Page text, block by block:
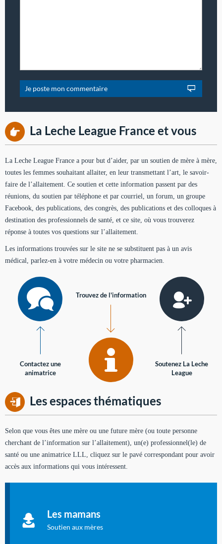
La Leche League France et vous
La Leche League France a pour but d’aider, par un soutien de mère à mère,
toutes les femmes souhaitant allaiter, en leur transmettant l’art, le savoir-
faire de l’allaitement. Ce soutien et cette information passent par des
réunions, du soutien par téléphone et par courriel, un forum, un groupe
Facebook, des publications, des congrès, des publications et des colloques à
destination des professionnels de santé, et ce site, où vous trouverez
réponse à toutes vos questions sur l’allaitement.
Les informations trouvées sur le site ne se substituent pas à un avis
médical, parlez-en à votre médecin ou votre pharmacien.
Contactez une
animatrice
Trouvez de l'information
Soutenez La Leche
League
Les espaces thématiques
Selon que vous êtes une mère ou une future mère (ou toute personne
cherchant de l’information sur l’allaitement), un(e) professionnel(le) de
santé ou une animatrice LLL, cliquez sur le pavé correspondant pour avoir
accès aux informations qui vous intéressent.
Les mamans
Soutien aux mères
à allaiter et vous informer : toutes les rubriques qui
concernent l'allaitement.